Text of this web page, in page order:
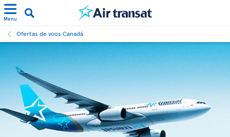
Menu
Ofertas de voos Canadá